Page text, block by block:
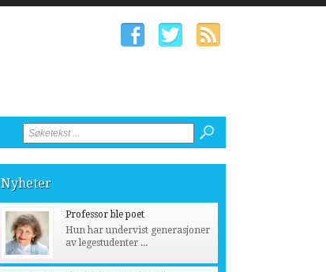
Nyheter
Professor ble poet
Hun har undervist generasjoner
av legestudenter ...